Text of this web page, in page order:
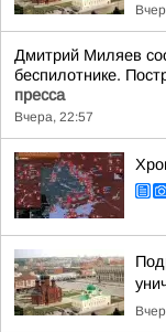
Дмитрий Миляев
беспилотнике.
пресса
Вчера, 22:57